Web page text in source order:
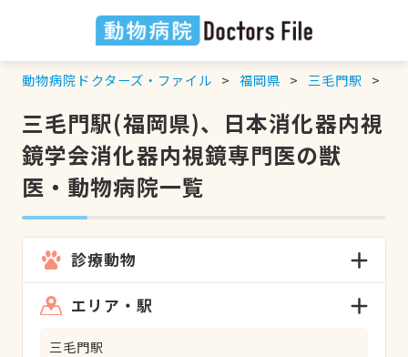
動物病院ドクターズ・ファイル 福岡県 三毛門駅
三毛門駅(福岡県)、日本消化器内視
鏡学会消化器内視鏡専門医の獣
医・動物病院一覧
診療動物
エリア・駅
三毛門駅